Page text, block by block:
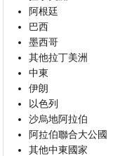
阿根廷
巴西
墨西哥
其他拉丁美洲
中東
伊朗
以色列
沙烏地阿拉伯
阿拉伯聯合大公國
其他中東國家